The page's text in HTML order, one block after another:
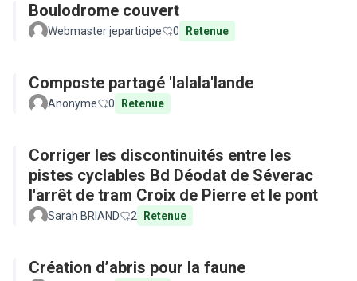
Boulodrome couvert
Webmaster jeparticipe 0 Retenue
Composte partagé 'lalala'lande
Anonyme 0 Retenue
Corriger les discontinuités entre les
pistes cyclables Bd Déodat de Séverac
l'arrêt de tram Croix de Pierre et le pont
Sarah BRIAND 2 Retenue
Création d’abris pour la faune